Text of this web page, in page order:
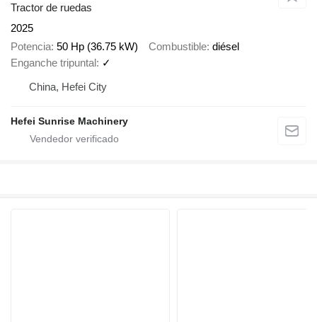
Tractor de ruedas
2025
Potencia 50 Hp (36.75 kW) Combustible diésel
Enganche tripuntal ✓
China, Hefei City
Hefei Sunrise Machinery